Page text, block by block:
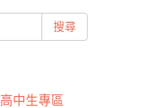
搜尋
高中生專區